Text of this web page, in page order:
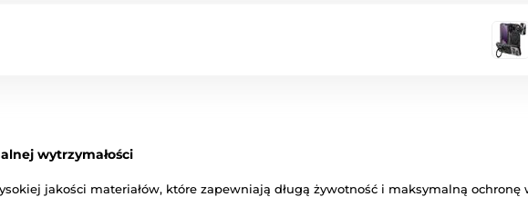
wytrzymałości
jakości materiałów, które zapewniają długą żywotność i maksymalną